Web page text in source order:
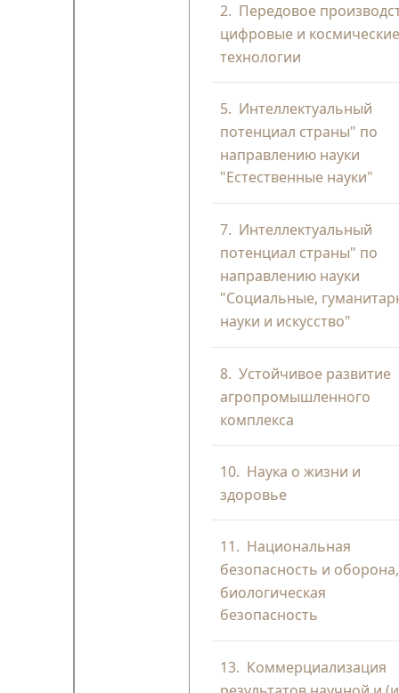
2. Передовое
цифровые и
технологии
5. Интеллектуальный
потенциал страны" по
направлению науки
"Естественные науки"
7. Интеллектуальный
потенциал страны" по
направлению науки
"Социальные,
науки и искусство"
8.Устойчивое развитие
агропромышленного
комплекса
10. Наука о жизни и
здоровье
11. Национальная
безопасность и оборона,
биологическая
безопасность
13. Коммерциализация